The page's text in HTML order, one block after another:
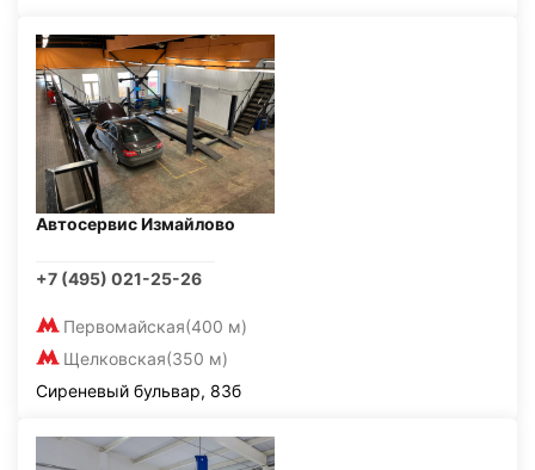
Автосервис Измайлово
+7 (495) 021-25-26
Первомайская(400 м)
Щелковская(350 м)
Сиреневый бульвар, 83б